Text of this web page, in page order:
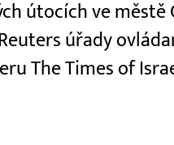
útocích ve městě
úřady
The Times of